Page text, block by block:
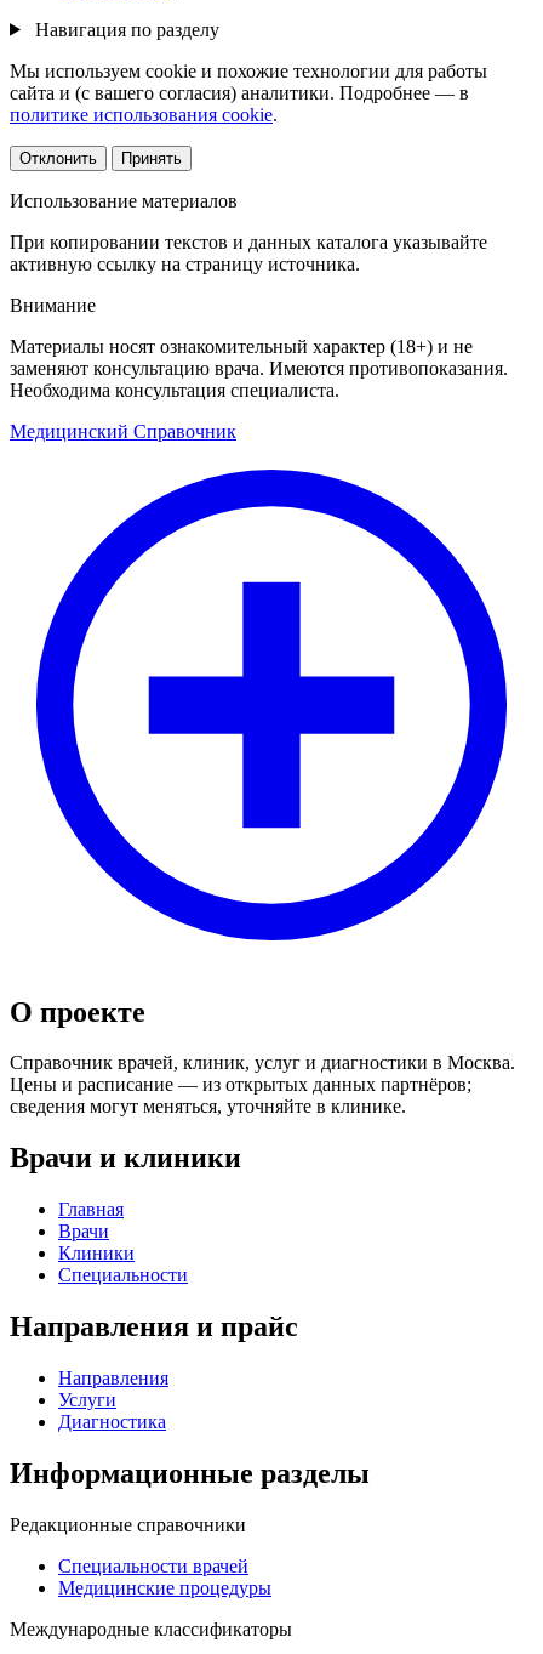
Навигация по разделу
Мы используем cookie и похожие технологии для работы
сайта и (с вашего согласия) аналитики. Подробнее — в
политике использования cookie.
Отклонить Принять
Использование материалов
При копировании текстов и данных каталога указывайте
активную ссылку на страницу источника.
Внимание
Материалы носят ознакомительный характер (18+) и не
заменяют консультацию врача. Имеются противопоказания.
Необходима консультация специалиста.
Медицинский Справочник
О проекте
Справочник врачей, клиник, услуг и диагностики в Москва.
Цены и расписание — из открытых данных партнёров;
сведения могут меняться, уточняйте в клинике.
Врачи и клиники
Главная
Врачи
Клиники
Специальности
Направления и прайс
Направления
Услуги
Диагностика
Информационные разделы
Редакционные справочники
Специальности врачей
Медицинские процедуры
Международные классификаторы